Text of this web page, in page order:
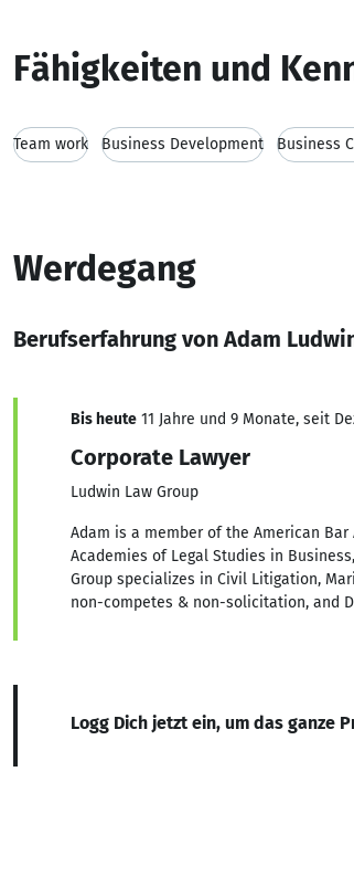
Fähigkeiten und
Team work Business Development Business
Werdegang
Berufserfahrung von Adam
Bis heute 11 Jahre und 9 Monate, seit
Corporate Lawyer
Ludwin Law Group
Adam is a member of the American
Academies of Legal Studies in
Group specializes in Civil Litigation,
non-competes & non-solicitation, and
Logg Dich jetzt ein, um das ganze